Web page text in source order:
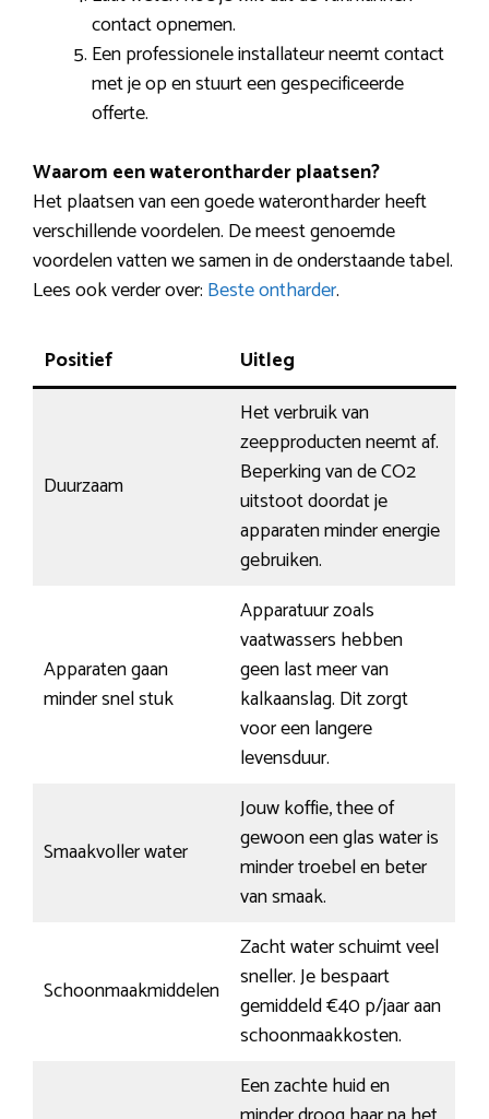
contact opnemen.
Een professionele installateur neemt contact
met je op en stuurt een gespecificeerde
offerte.
Waarom een waterontharder plaatsen?
Het plaatsen van een goede waterontharder heeft
verschillende voordelen. De meest genoemde
voordelen vatten we samen in de onderstaande tabel.
Lees ook verder over: Beste ontharder.
Positief Uitleg
Duurzaam
Het verbruik van
zeepproducten neemt af.
Beperking van de CO2
uitstoot doordat je
apparaten minder energie
gebruiken.
Apparaten gaan
minder snel stuk
Apparatuur zoals
vaatwassers hebben
geen last meer van
kalkaanslag. Dit zorgt
voor een langere
levensduur.
Smaakvoller water
Jouw koffie, thee of
gewoon een glas water is
minder troebel en beter
van smaak.
Schoonmaakmiddelen
Zacht water schuimt veel
sneller. Je bespaart
gemiddeld €40 p/jaar aan
schoonmaakkosten.
Een zachte huid en